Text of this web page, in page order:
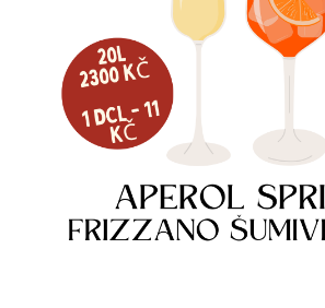
STOJAN PRISMA 2 OTV. –